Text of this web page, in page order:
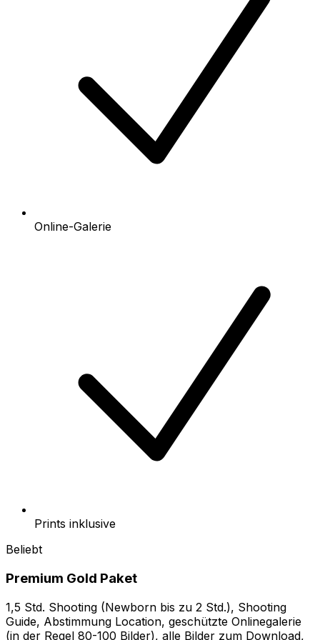
Online-Galerie
Prints inklusive
Beliebt
Premium Gold Paket
1,5 Std. Shooting (Newborn bis zu 2 Std.), Shooting
Guide, Abstimmung Location, geschützte Onlinegalerie
(in der Regel 80-100 Bilder), alle Bilder zum Download,